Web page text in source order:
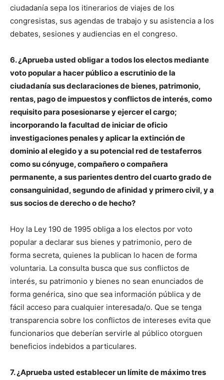
ciudadanía sepa los itinerarios de viajes de los
congresistas, sus agendas de trabajo y su asistencia a los
debates, sesiones y audiencias en el congreso.
6. ¿Aprueba usted obligar a todos los electos mediante
voto popular a hacer público a escrutinio de la
ciudadanía sus declaraciones de bienes, patrimonio,
rentas, pago de impuestos y conflictos de interés, como
requisito para posesionarse y ejercer el cargo;
incorporando la facultad de iniciar de oficio
investigaciones penales y aplicar la extinción de
dominio al elegido y a su potencial red de testaferros
como su cónyuge, compañero o compañera
permanente, a sus parientes dentro del cuarto grado de
consanguinidad, segundo de afinidad y primero civil, y a
sus socios de derecho o de hecho?
Hoy la Ley 190 de 1995 obliga a los electos por voto
popular a declarar sus bienes y patrimonio, pero de
forma secreta, quienes la publican lo hacen de forma
voluntaria. La consulta busca que sus conflictos de
interés, su patrimonio y bienes no sean enunciados de
forma genérica, sino que sea información pública y de
fácil acceso para cualquier interesada/o. Que se tenga
transparencia sobre los conflictos de intereses evita que
funcionarios que deberían servirle al público otorguen
beneficios indebidos a particulares.
7. ¿Aprueba usted establecer un límite de máximo tres